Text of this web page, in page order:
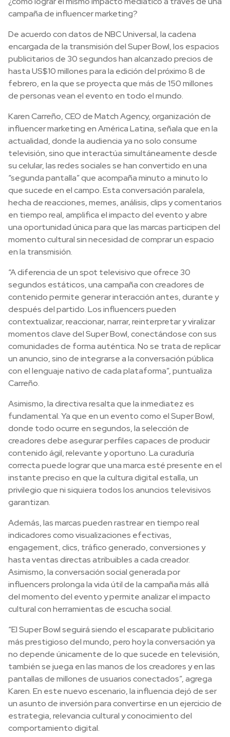
campaña de influencer marketing?
De acuerdo con datos de NBC Universal, la cadena
encargada de la transmisión del Super Bowl, los espacios
publicitarios de 30 segundos han alcanzado precios de
hasta US$10 millones para la edición del próximo 8 de
febrero, en la que se proyecta que más de 150 millones
de personas vean el evento en todo el mundo.
Karen Carreño, CEO de Match Agency, organización de
influencer marketing en América Latina, señala que en la
actualidad, donde la audiencia ya no solo consume
televisión, sino que interactúa simultáneamente desde
su celular, las redes sociales se han convertido en una
“segunda pantalla” que acompaña minuto a minuto lo
que sucede en el campo. Esta conversación paralela,
hecha de reacciones, memes, análisis, clips y comentarios
en tiempo real, amplifica el impacto del evento y abre
una oportunidad única para que las marcas participen del
momento cultural sin necesidad de comprar un espacio
en la transmisión.
“A diferencia de un spot televisivo que ofrece 30
segundos estáticos, una campaña con creadores de
contenido permite generar interacción antes, durante y
después del partido. Los influencers pueden
contextualizar, reaccionar, narrar, reinterpretar y viralizar
momentos clave del Super Bowl, conectándose con sus
comunidades de forma auténtica. No se trata de replicar
un anuncio, sino de integrarse a la conversación pública
con el lenguaje nativo de cada plataforma”, puntualiza
Carreño.
Asimismo, la directiva resalta que la inmediatez es
fundamental. Ya que en un evento como el Super Bowl,
donde todo ocurre en segundos, la selección de
creadores debe asegurar perfiles capaces de producir
contenido ágil, relevante y oportuno. La curaduría
correcta puede lograr que una marca esté presente en el
instante preciso en que la cultura digital estalla, un
privilegio que ni siquiera todos los anuncios televisivos
garantizan.
Además, las marcas pueden rastrear en tiempo real
indicadores como visualizaciones efectivas,
engagement, clics, tráfico generado, conversiones y
hasta ventas directas atribuibles a cada creador.
Asimismo, la conversación social generada por
influencers prolonga la vida útil de la campaña más allá
del momento del evento y permite analizar el impacto
cultural con herramientas de escucha social.
“El Super Bowl seguirá siendo el escaparate publicitario
más prestigioso del mundo, pero hoy la conversación ya
no depende únicamente de lo que sucede en televisión,
también se juega en las manos de los creadores y en las
pantallas de millones de usuarios conectados”, agrega
Karen. En este nuevo escenario, la influencia dejó de ser
un asunto de inversión para convertirse en un ejercicio de
estrategia, relevancia cultural y conocimiento del
comportamiento digital.